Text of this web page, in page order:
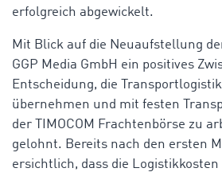
erfolgreich abgewickelt.
Mit Blick auf die Neuaufstellung
GGP Media GmbH ein positives
Entscheidung, die
übernehmen und mit festen
der TIMOCOM Frachtenbörse zu
gelohnt. Bereits nach den ersten
ersichtlich, dass die